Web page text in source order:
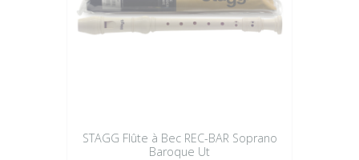
STAGG Flûte à Bec REC-BAR Soprano
Baroque Ut